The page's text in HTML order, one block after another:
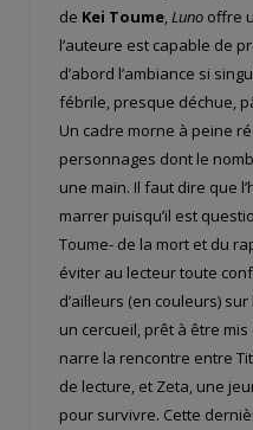
de Kei Toume,Luno offre
l’auteure est capable de
d’abord l’ambiance si
fébrile, presque déchue,
Un cadre morne à peine
personnages dont le
une main. Il faut dire que
marrer puisqu’il est
Toume- de la mort et du
éviter au lecteur toute
d’ailleurs (en couleurs)
un cercueil, prêt à être
narre la rencontre entre
de lecture, et Zeta, une
pour survivre. Cette